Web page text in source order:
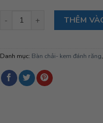
Bàn chải đánh răng Rose số
THÊM
Danh mục: Bàn chải- kem đánh răng